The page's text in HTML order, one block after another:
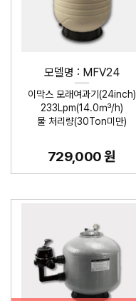
모델명 : MFV24
이막스 모래여과기(24inch)
233Lpm(14.0㎥/h)
물 처리량(30Ton미만)
729,000 원